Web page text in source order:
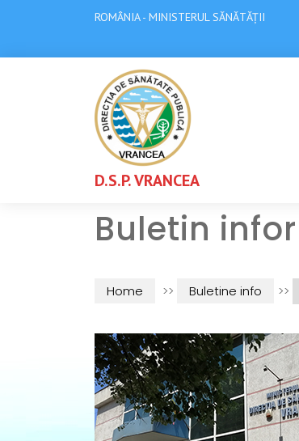
ROMÂNIA - MINISTERUL SĂNĂTĂȚII
D.S.P. VRANCEA
Buletin
Home >> Buletine info >>